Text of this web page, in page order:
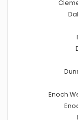
Enoch